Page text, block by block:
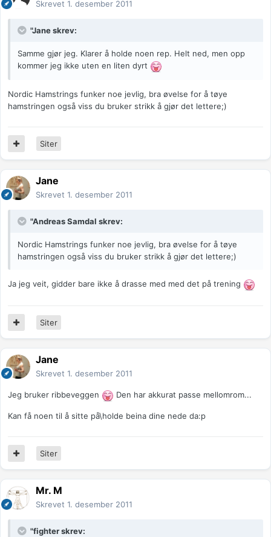
Skrevet 1. desember 2011
"Jane skrev:
Samme gjør jeg. Klarer å holde noen rep. Helt ned, men opp
kommer jeg ikke uten en liten dyrt
Nordic Hamstrings funker noe jevlig, bra øvelse for å tøye
hamstringen også viss du bruker strikk å gjør det lettere;)
Siter
Jane
Skrevet 1. desember 2011
"Andreas Samdal skrev:
Nordic Hamstrings funker noe jevlig, bra øvelse for å tøye
hamstringen også viss du bruker strikk å gjør det lettere;)
Ja jeg veit, gidder bare ikke å drasse med med det på trening
Siter
Jane
Skrevet 1. desember 2011
Jeg bruker ribbeveggen Den har akkurat passe mellomrom...
Kan få noen til å sitte på\holde beina dine nede da:p
Siter
Mr. M
Skrevet 1. desember 2011
"fighter skrev: